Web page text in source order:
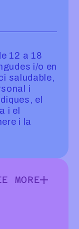
12 a 18
i/o en
saludable,
i
el
i el
i la
MORE
MORE